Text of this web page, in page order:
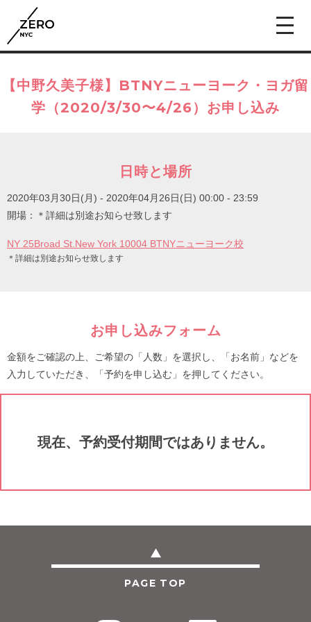
【中野久美子様】BTNYニューヨーク・ヨガ留
学（2020/3/30〜4/26）お申し込み
日時と場所
2020年03月30日(月) - 2020年04月26日(日) 00:00 - 23:59
開場：＊詳細は別途お知らせ致します
NY 25Broad St.New York 10004 BTNYニューヨーク校
＊詳細は別途お知らせ致します
お申し込みフォーム
金額をご確認の上、ご希望の「人数」を選択し、「お名前」などを
入力していただき、「予約を申し込む」を押してください。
現在、予約受付期間ではありません。
PAGE TOP